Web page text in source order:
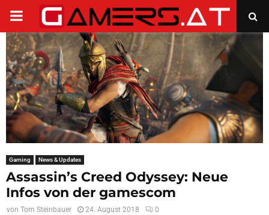
PRIMARY
MENU
Gaming News & Updates
Assassin’s Creed Odyssey: Neue
Infos von der gamescom
von Tom Steinbauer 24. August 2018 0